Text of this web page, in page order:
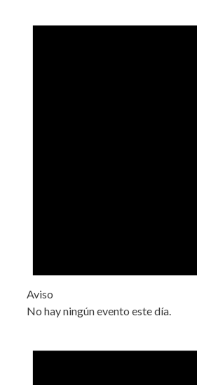
Aviso
No hay ningún evento este día.